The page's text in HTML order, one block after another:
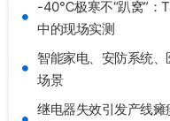
-40℃极寒不“趴窝”：
中的现场实测
智能家电、安防系统
场景
继电器失效引发产线瘫